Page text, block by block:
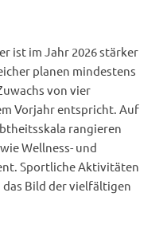
ist im Jahr 2026 stärker
planen mindestens
von vier
Vorjahr entspricht. Auf
rangieren
Wellness- und
Sportliche Aktivitäten
Bild der vielfältigen